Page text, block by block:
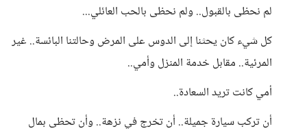
لم نحظى بالقبول.. ولم نحظى بالحب العائلي...
كل شيء كان يحثنا إلى الدوس على المرض وحالتنا البائسة.. غير
المرئية.. مقابل خدمة المنزل وأمي..
أمي كانت تريد السعادة..
أن تركب سيارة جميلة.. أن تخرج في نزهة.. وأن تحظى بمال